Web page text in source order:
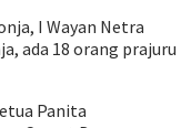
I Wayan Netra
ada 18 orang prajuru
Panita